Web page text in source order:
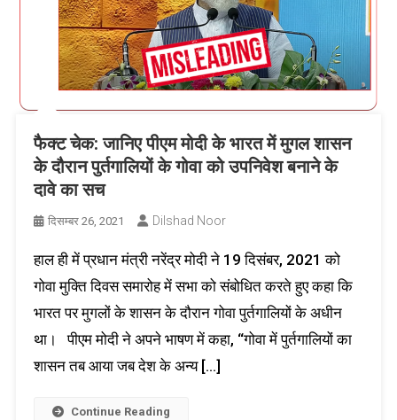
फैक्ट चेक: जानिए पीएम मोदी के भारत में मुगल शासन
के दौरान पुर्तगालियों के गोवा को उपनिवेश बनाने के
दावे का सच
दिसम्बर 26, 2021 Dilshad Noor
हाल ही में प्रधान मंत्री नरेंद्र मोदी ने 19 दिसंबर, 2021 को
गोवा मुक्ति दिवस समारोह में सभा को संबोधित करते हुए कहा कि
भारत पर मुगलों के शासन के दौरान गोवा पुर्तगालियों के अधीन
था। पीएम मोदी ने अपने भाषण में कहा, “गोवा में पुर्तगालियों का
शासन तब आया जब देश के अन्य […]
Continue Reading